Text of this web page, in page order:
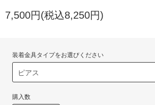
7,500円(税込8,250円)
装着金具タイプをお選びください
購入数